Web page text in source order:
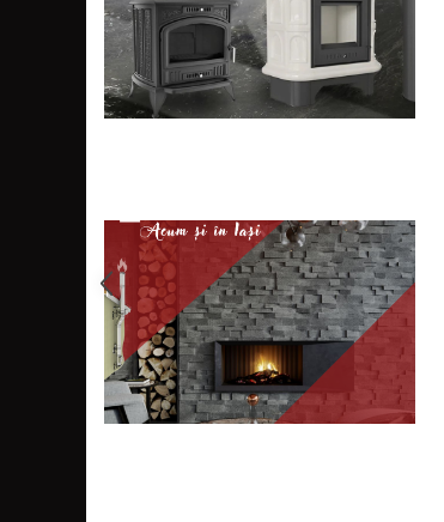
FOCARE / TERMOFOCARE PELEȚI
SOBE ȘI TERMOSOBE PE PELETI
SOBE DE GATIT PE PELETI
TUBULATURA PREMIUM PELETI FI 80
- SEMINEE / SOBE
TUBULATURA PREMIUM PELETI
FI100 - SEMINEE / SOBE
SEMINEE DECORATIVE
SEMINEE ELECTRICE
SEMINEE CU LUMANARI